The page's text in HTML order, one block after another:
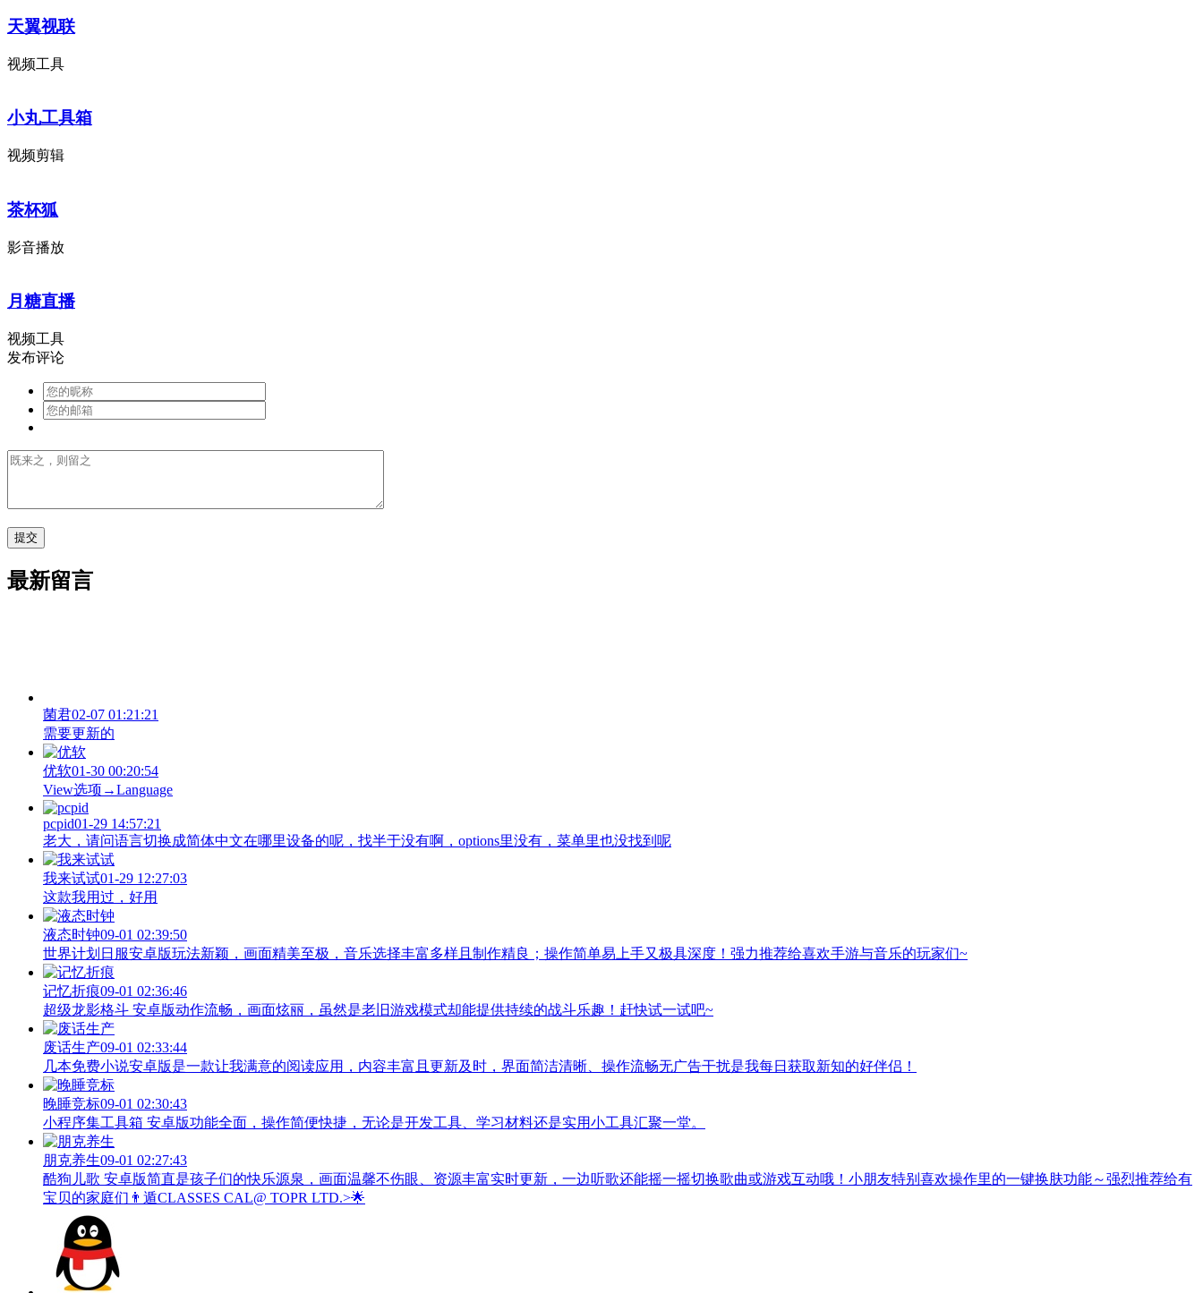
天翼视联
视频工具
小丸工具箱
视频剪辑
茶杯狐
影音播放
月糖直播
视频工具
发布评论
最新留言
菌君02-07 01:21:21
需要更新的
优软01-30 00:20:54
View‌选项→Language
pcpid01-29 14:57:21
老大，请问语言切换成简体中文在哪里设备的呢，找半于没有啊，options里没有，菜单里也没找到呢
我来试试01-29 12:27:03
这款我用过，好用
液态时钟09-01 02:39:50
世界计划日服安卓版玩法新颖，画面精美至极，音乐选择丰富多样且制作精良；操作简单易上手又极具深度！强力推荐给喜欢手游与音乐的玩家们~
记忆折痕09-01 02:36:46
超级龙影格斗 安卓版动作流畅，画面炫丽，虽然是老旧游戏模式却能提供持续的战斗乐趣！赶快试一试吧~
废话生产09-01 02:33:44
几本免费小说安卓版是一款让我满意的阅读应用，内容丰富且更新及时，界面简洁清晰、操作流畅无广告干扰是我每日获取新知的好伴侣！
晚睡竞标09-01 02:30:43
小程序集工具箱 安卓版功能全面，操作简便快捷，无论是开发工具、学习材料还是实用小工具汇聚一堂。
朋克养生09-01 02:27:43
酷狗儿歌 安卓版简直是孩子们的快乐源泉，画面温馨不伤眼、资源丰富实时更新，一边听歌还能摇一摇切换歌曲或游戏互动哦！小朋友特别喜欢操作里的一键换肤功能～强烈推荐给有
宝贝的家庭们👨‍遁️CLASSES CAL@ TOPR LTD.>🌟